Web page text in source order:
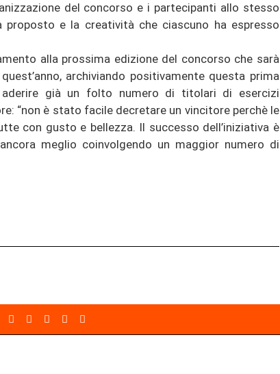
del concorso e i partecipanti allo stesso
e la creatività che ciascuno ha espresso
alla prossima edizione del concorso che sarà
archiviando positivamente questa prima
aderire già un folto numero di titolari di esercizi
“non è stato facile decretare un vincitore perchè le
con gusto e bellezza. Il successo dell’iniziativa è
meglio coinvolgendo un maggior numero di